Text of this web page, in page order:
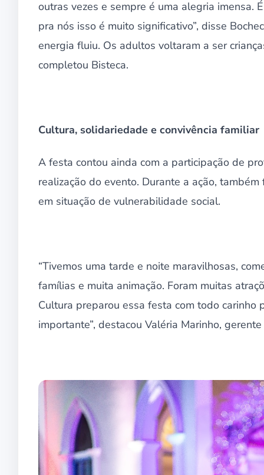
outras vezes e sempre é uma alegria imensa.
pra nós isso é muito significativo”, disse
energia fluiu. Os adultos voltaram a ser
completou Bisteca.
Cultura, solidariedade e convivência familiar
A festa contou ainda com a participação de
realização do evento. Durante a ação,
em situação de vulnerabilidade social.
“Tivemos uma tarde e noite maravilhosas,
famílias e muita animação. Foram muitas
Cultura preparou essa festa com todo
importante”, destacou Valéria Marinho,